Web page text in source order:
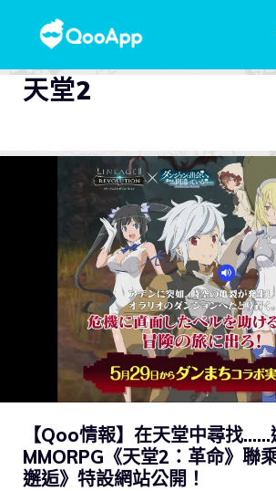
天堂2
【Qoo情報】在天堂中尋找……
MMORPG《天堂2：革命》聯
邂逅》特設網站公開！